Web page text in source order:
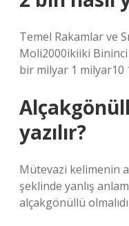
Temel Rakamlar ve
Moli2000ikiiki
bir milyar 1 milyar10
yazılır?
Mütevazi kelimenin
şeklinde yanlış
alçakgönüllü